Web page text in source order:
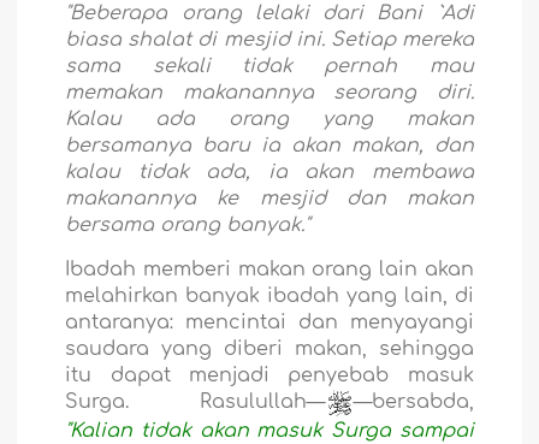
"Beberapa orang lelaki dari Bani `Adi
biasa shalat di mesjid ini. Setiap mereka
sama sekali tidak pernah mau
memakan makanannya seorang diri.
Kalau ada orang yang makan
bersamanya baru ia akan makan, dan
kalau tidak ada, ia akan membawa
makanannya ke mesjid dan makan
bersama orang banyak."
Ibadah memberi makan orang lain akan
melahirkan banyak ibadah yang lain, di
antaranya: mencintai dan menyayangi
saudara yang diberi makan, sehingga
itu dapat menjadi penyebab masuk
Surga. Rasulullah—
—bersabda,
"Kalian tidak akan masuk Surga sampai